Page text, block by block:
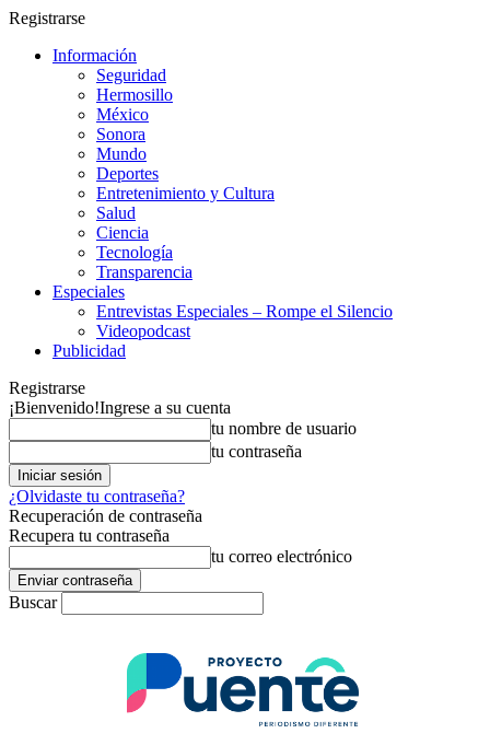
Registrarse
Información
Seguridad
Hermosillo
México
Sonora
Mundo
Deportes
Entretenimiento y Cultura
Salud
Ciencia
Tecnología
Transparencia
Especiales
Entrevistas Especiales – Rompe el Silencio
Videopodcast
Publicidad
Registrarse
¡Bienvenido!Ingrese a su cuenta
tu nombre de usuario
tu contraseña
¿Olvidaste tu contraseña?
Recuperación de contraseña
Recupera tu contraseña
tu correo electrónico
Buscar